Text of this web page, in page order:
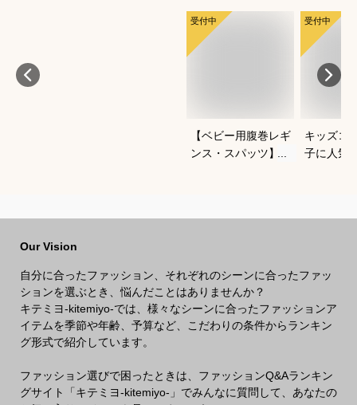
受付中
【ベビー用腹巻レギ
ンス・スパッツ】よ
受付中
キッズコ
子に人気
Our Vision
自分に合ったファッション、それぞれのシーンに合ったファッ
ションを選ぶとき、悩んだことはありませんか？
キテミヨ-kitemiyo-では、様々なシーンに合ったファッションア
イテムを季節や年齢、予算など、こだわりの条件からランキン
グ形式で紹介しています。
ファッション選びで困ったときは、ファッションQ&Aランキン
グサイト「キテミヨ-kitemiyo-」でみんなに質問して、あなたの